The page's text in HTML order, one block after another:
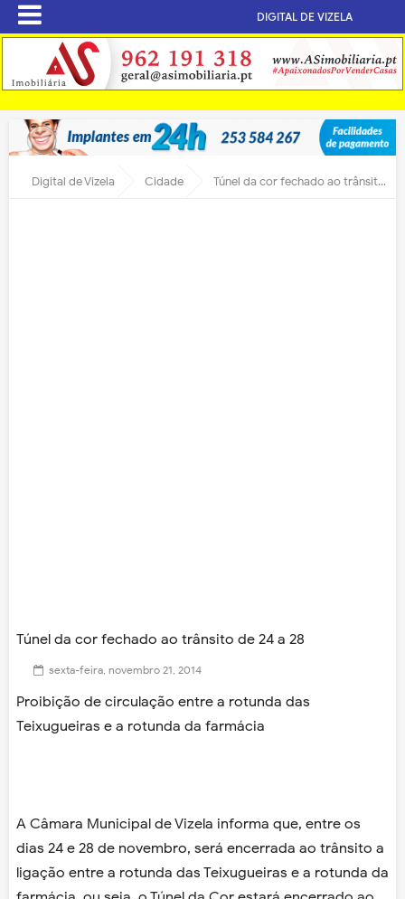
DIGITAL DE VIZELA
Digital de Vizela Cidade Túnel da cor fechado ao trânsito de 24 a 28
Túnel da cor fechado ao trânsito de 24 a 28
sexta-feira, novembro 21, 2014
Proibição de circulação entre a rotunda das
Teixugueiras e a rotunda da farmácia
A Câmara Municipal de Vizela informa que, entre os
dias 24 e 28 de novembro, será encerrada ao trânsito a
ligação entre a rotunda das Teixugueiras e a rotunda da